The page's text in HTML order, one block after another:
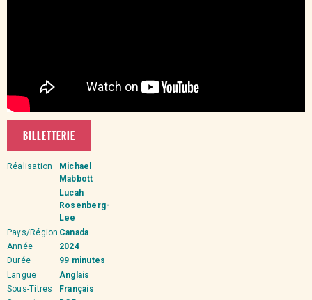
BILLETTERIE
Réalisation
Michael
Mabbott
Lucah
Rosenberg-
Lee
Pays/Région Canada
Année
2024
Durée
99 minutes
Langue
Anglais
Sous-Titres
Français